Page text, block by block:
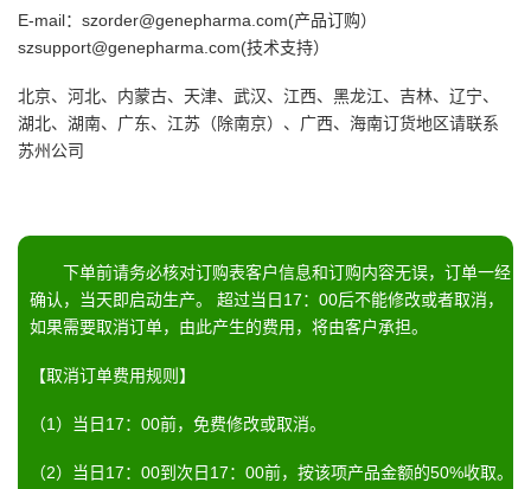
E-mail： szorder@genepharma.com(产品订购）
szsupport@genepharma.com(技术支持）
北京、河北、内蒙古、天津、武汉、江西、黑龙江、吉林、辽宁、
湖北、湖南、广东、江苏（除南京）、广西、海南订货地区请联系
苏州公司
下单前请务必核对订购表客户信息和订购内容无误，订单一经
确认，当天即启动生产。 超过当日17：00后不能修改或者取消，
如果需要取消订单，由此产生的费用，将由客户承担。
【取消订单费用规则】
（1）当日17：00前，免费修改或取消。
（2）当日17：00到次日17：00前，按该项产品金额的50%收取。